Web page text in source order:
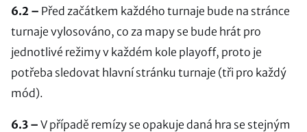
6.2 – Před začátkem každého turnaje bude na stránce
turnaje vylosováno, co za mapy se bude hrát pro
jednotlivé režimy v každém kole playoff, proto je
potřeba sledovat hlavní stránku turnaje (tři pro každý
mód).
6.3 – V případě remízy se opakuje daná hra se stejným